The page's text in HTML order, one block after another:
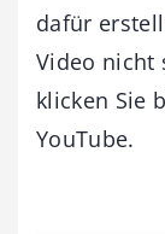
dafür
Video nicht
klicken Sie
YouTube.